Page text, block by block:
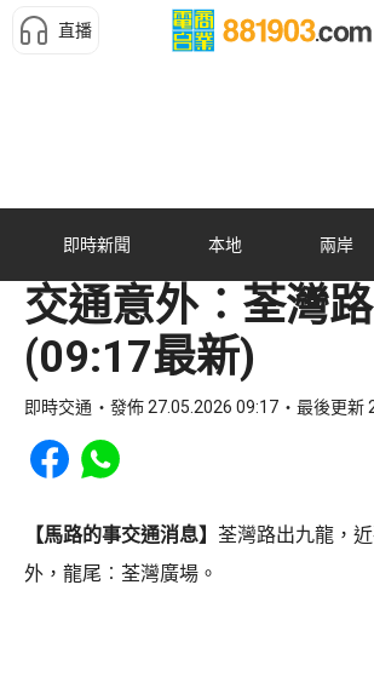
直播
即時新聞 本地 兩岸
交通意外︰荃灣
(09:17最新)
即時交通 發佈 27.05.2026 09:17 最後更新
Share to Facebook
Share to WhatsApp
【馬路的事交通消息】 荃灣路出九龍，
外，龍尾︰荃灣廣場。